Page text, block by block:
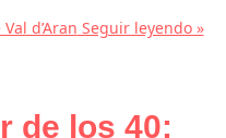
d’Aran Seguir leyendo »
de los 40: